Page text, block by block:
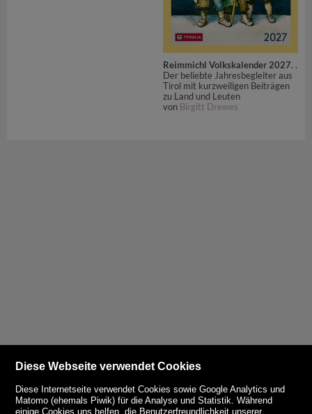
Reimmichl Volkskalender 2027. .
Der beliebte Jahresbegleiter aus
Tirol mit kurzweiligen Beiträgen
zu Land und Leuten
von Birgitt Drewes
Diese Webseite verwendet Cookies
Diese Internetseite verwendet Cookies sowie Google Analytics und
Matomo (ehemals Piwik) für die Analyse und Statistik. Während
einige Cookies uns helfen, die Benutzerfreundlichkeit unserer